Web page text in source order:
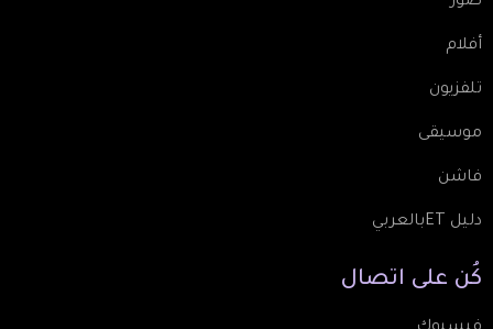
أفلام
تلفزيون
موسيقى
فاشن
دليل ETبالعربي
كُن على اتصال